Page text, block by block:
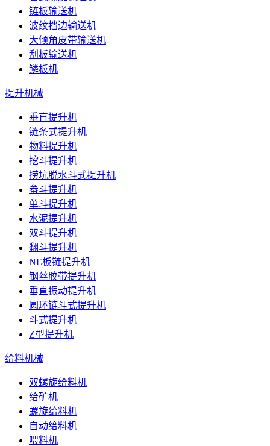
链板输送机
波纹挡边输送机
大倾角皮带输送机
刮板输送机
鳞板机
提升机械
垂直提升机
链条式提升机
物料提升机
挖斗提升机
捞坑脱水斗式提升机
畚斗提升机
单斗提升机
水泥提升机
双斗提升机
翻斗提升机
NE板链提升机
钢丝胶带提升机
垂直振动提升机
圆环链斗式提升机
斗式提升机
Z型提升机
给料机械
双螺旋给料机
给矿机
螺旋给料机
自动给料机
喂料机